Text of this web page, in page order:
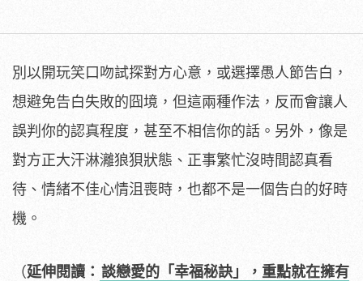
別以開玩笑口吻試探對方心意，或選擇愚人節告白，
想避免告白失敗的囧境，但這兩種作法，反而會讓人
誤判你的認真程度，甚至不相信你的話。另外，像是
對方正大汗淋灕狼狽狀態、正事繁忙沒時間認真看
待、情緒不佳心情沮喪時，也都不是一個告白的好時
機。
（延伸閱讀： 談戀愛的「幸福秘訣」，重點就在擁有